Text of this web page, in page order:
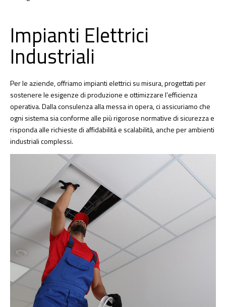
Impianti Elettrici
Industriali
Per le aziende, offriamo impianti elettrici su misura, progettati per
sostenere le esigenze di produzione e ottimizzare l’efficienza
operativa. Dalla consulenza alla messa in opera, ci assicuriamo che
ogni sistema sia conforme alle più rigorose normative di sicurezza e
risponda alle richieste di affidabilità e scalabilità, anche per ambienti
industriali complessi.